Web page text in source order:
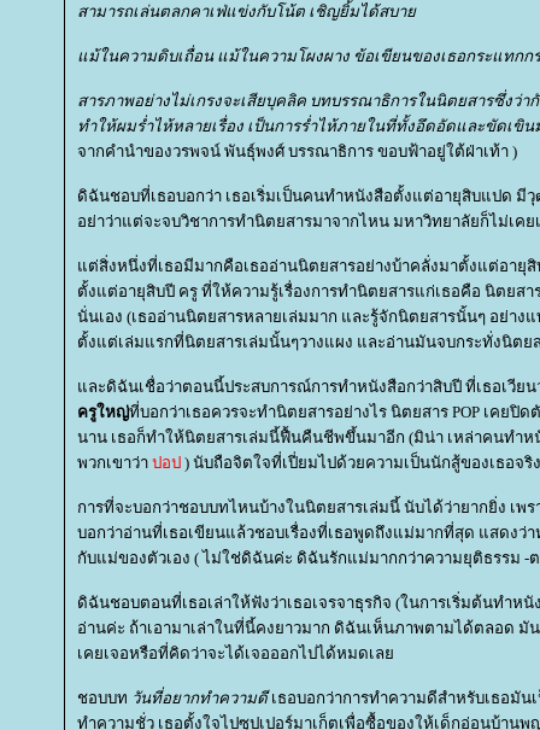
สามารถเล่นตลกคาเฟ่แข่งกับโน้ต เชิญยิ้มได้สบา
ม้ในความดิบเถื่อน แม้ในความโผงผาง ข้อเขียนของเธอกระแทก
สารภาพอย่างไม่เกรงจะเสียบุคลิค บทบรรณาธิการในนิตยสารซึ่งว่า
ทำให้ผมร่ำไห้หลายเรื่อง เป็นการร่ำไห้ภายในที่ทั้งอึดอัดและขัดเขิ
จากคำนำของวรพจน์ พันธุ์พงศ์ บรรณาธิการ ขอบฟ้าอยู่ใต้ฝ่าเท้า )
ดิฉันชอบที่เธอบอกว่า เธอเริ่มเป็นคนทำหนังสือตั้งแต่อายุสิบแปด มี
อย่าว่าแต่จะจบวิชาการทำนิตยสารมาจากไหน มหาวิทยาลัยก็ไม่เคย
ต่สิ่งหนึ่งที่เธอมีมากคือเธออ่านนิตยสารอย่างบ้าคลั่งมาตั้งแต่อายุสิ
ตั้งแต่อายุสิบปี ครู ที่ให้ความรู้เรื่องการทำนิตยสารแก่เธอคือ นิตยส
นั่นเอง (เธออ่านนิตยสารหลายเล่มมาก และรู้จักนิตยสารนั้นๆ อย่าง
ตั้งแต่เล่มแรกที่นิตยสารเล่มนั้นๆวางแผง และอ่านมันจบกระทั่งนิตย
ละดิฉันเชื่อว่าตอนนี้ประสบการณ์การทำหนังสือกว่าสิบปี ที่เธอเวีย
ครูใหญ่ที่บอกว่าเธอควรจะทำนิตยสารอย่างไร นิตยสาร POP เคยปิด
นาน เธอก็ทำให้นิตยสารเล่มนี้ฟื้นคืนชีพขึ้นมาอีก (มิน่า เหล่าคนทำห
พวกเขาว่า ปอป ) นับถือจิตใจที่เปี่ยมไปด้วยความเป็นนักสู้ของเธอจริ
การที่จะบอกว่าชอบบทไหนบ้างในนิตยสารเล่มนี้ นับได้ว่ายากยิ่ง เพ
บอกว่าอ่านที่เธอเขียนแล้วชอบเรื่องที่เธอพูดถึงแม่มากที่สุด แสดงว่
กับแม่ของตัวเอง ( ไม่ใช่ดิฉันค่ะ ดิฉันรักแม่มากกว่าความยุติธรรม -
ดิฉันชอบตอนที่เธอเล่าให้ฟังว่าเธอเจรจาธุรกิจ (ในการเริ่มต้นทำหนั
อ่านค่ะ ถ้าเอามาเล่าในที่นี้คงยาวมาก ดิฉันเห็นภาพตามได้ตลอด มั
เคยเจอหรือที่คิดว่าจะได้เจอออกไปได้หมดเล
ชอบบท วันที่อยากทำความดีเธอบอกว่าการทำความดีสำหรับเธอมัน
ทำความชั่ว เธอตั้งใจไปซุปเปอร์มาเก็ตเพื่อซื้อของให้เด็กอ่อนบ้าน